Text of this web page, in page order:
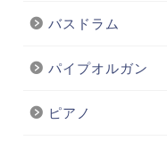
バスドラム
パイプオルガン
ピアノ